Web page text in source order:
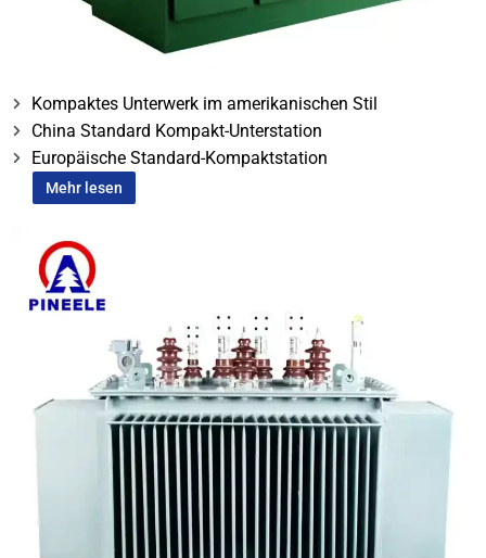
Kompaktes Unterwerk im amerikanischen Stil
China Standard Kompakt-Unterstation
Europäische Standard-Kompaktstation
Mehr lesen